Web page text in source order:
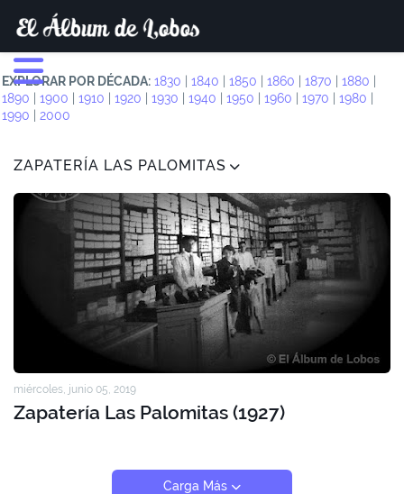
EXPLORAR POR DÉCADA: 1830 1840 1850 1860 1870 1880
1890
1900 1910 1920 1930 1940 1950 1960 1970 1980
1990
2000
ZAPATERÍA LAS PALOMITAS
miércoles, junio 05, 2019
Zapatería Las Palomitas (1927)
Carga Más